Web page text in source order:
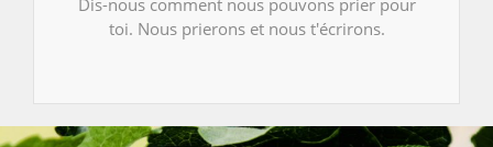
Dis-nous comment nous pouvons prier pour
toi. Nous prierons et nous t'écrirons.